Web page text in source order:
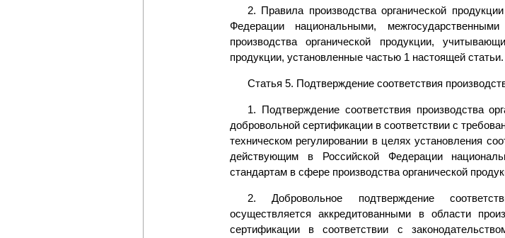
2. Правила производства органической
Федерации национальными,
производства органической продукции,
продукции, установленные частью 1 настоящей статьи.
Статья 5. Подтверждение соответствия
1. Подтверждение соответствия производства
добровольной сертификации в соответствии с
техническом регулировании в целях установления
действующим в Российской Федерации
стандартам в сфере производства органической
2. Добровольное подтверждение
осуществляется аккредитованными в области
сертификации в соответствии с